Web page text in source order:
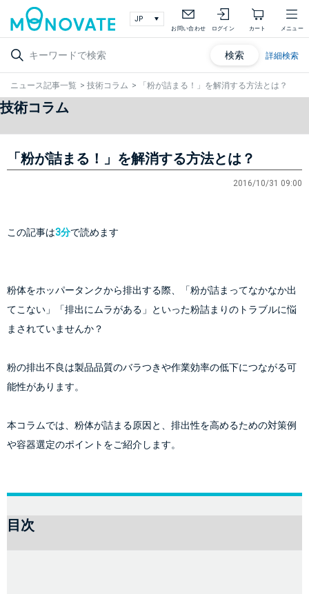
お問い合わせ ログイン カート メニュー
検索 詳細検索
ニュース記事一覧 > 技術コラム > 「粉が詰まる！」を解消する方法とは？
技術コラム
「粉が詰まる！」を解消する方法とは？
2016/10/31 09:00
この記事は3分で読めます
粉体をホッパータンクから排出する際、
「粉が詰まってなかなか出
てこない」「排出にムラがある」
といった粉詰まりのトラブルに悩
まされていませんか？
粉の排出不良は製品品質のバラつきや作業効率の低下につながる可
能性があります。
本コラムでは、粉体が詰まる原因と、排出性を高めるための対策例
や容器選定のポイントをご紹介します。
目次